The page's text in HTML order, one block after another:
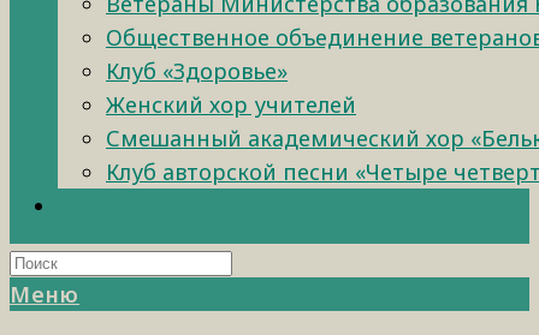
Общественное объединение
Клуб «Здоровье»
Женский хор учителей
Смешанный академический хор
Клуб авторской песни «Четыре
Меню